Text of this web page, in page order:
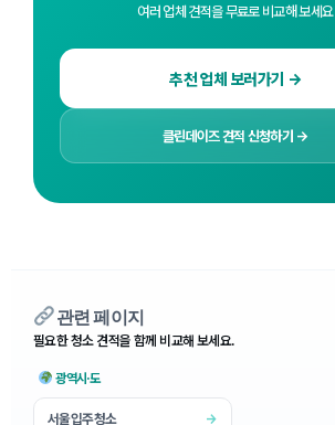
여러 업체 견적을 무료로 비교해 보세요
추천 업체 보러가기 →
클린데이즈 견적 신청하기 →
관련 페이지
필요한 청소 견적을 함께 비교해 보세요.
광역시·도
서울입주청소 →